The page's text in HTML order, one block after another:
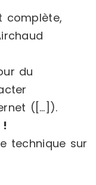
complète,
du
([…]).
!
technique sur